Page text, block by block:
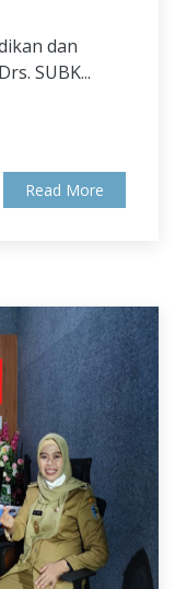
dan
SUBK...
Read More